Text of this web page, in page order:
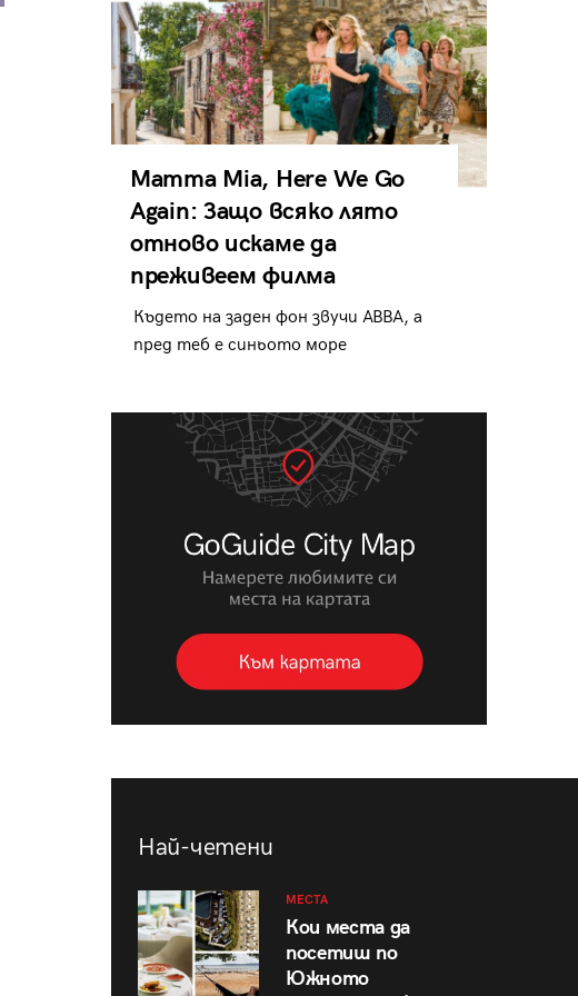
Mamma Mia, Here We Go
Again: Защо всяко лято
отново искаме да
преживеем филма
Където на заден фон звучи ABBA, а
пред теб е синьото море
Най-четени
МЕСТА
Кои места да
посетиш по
Южното